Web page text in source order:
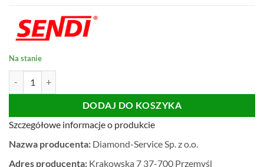
Na stanie
DODAJ DO KOSZYKA
Szczegółowe informacje o produkcie
Nazwa producenta: Diamond-Service Sp. z o.o.
Adres producenta: Krakowska 7 37-700 Przemyśl